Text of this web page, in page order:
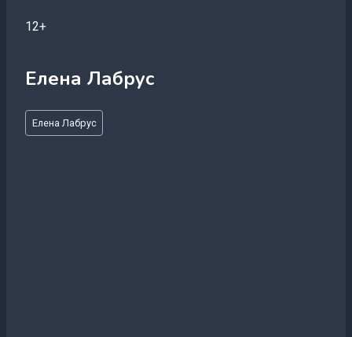
12+
Елена Лабрус
Метки
записи:
Елена Лабрус